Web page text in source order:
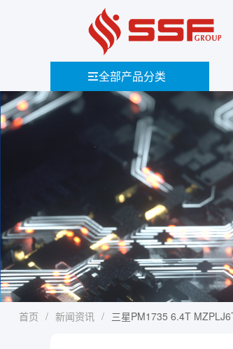
全部产品分类
首页 / 新闻资讯 / 三星PM1735 6.4T